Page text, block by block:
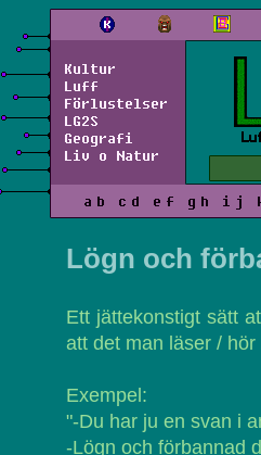
Kultur
Luff
Förlustelser
LG2S
Geografi
Liv o Natur
a b c d e f g h i j
Lögn och
Ett jättekonstigt sätt
att det man läser /
Exempel:
"-Du har ju en svan i
-Lögn och förbannad